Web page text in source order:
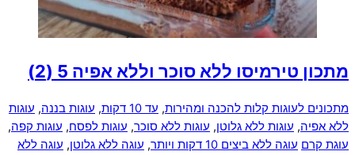
מתכון טירמיסו ללא סוכר וללא אפיה 5 (2)
מתכונים לעוגות קלות להכנה ומהירות, עד 10 דקות , עוגות בננה, עוגות
ללא אפיה, עוגות ללא גלוטן, עוגות ללא סוכר, עוגות לפסח, עוגות קפה,
עוגת קרם עוגה ללא ביצים 10 דקות ויותר , עוגה ללא גלוטן, עוגה ללא